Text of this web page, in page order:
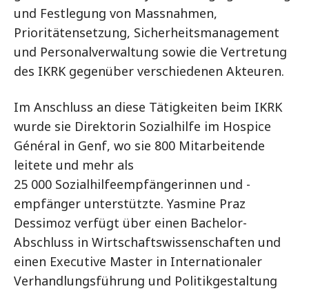
und Festlegung von Massnahmen,
Prioritätensetzung, Sicherheitsmanagement
und Personalverwaltung sowie die Vertretung
des IKRK gegenüber verschiedenen Akteuren.
Im Anschluss an diese Tätigkeiten beim IKRK
wurde sie Direktorin Sozialhilfe im Hospice
Général in Genf, wo sie 800 Mitarbeitende
leitete und mehr als
25 000 Sozialhilfeempfängerinnen und -
empfänger unterstützte. Yasmine Praz
Dessimoz verfügt über einen Bachelor-
Abschluss in Wirtschaftswissenschaften und
einen Executive Master in Internationaler
Verhandlungsführung und Politikgestaltung